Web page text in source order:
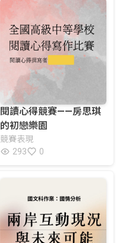
閱讀心得競賽——房思琪
的初戀樂園
競賽表現
293
0